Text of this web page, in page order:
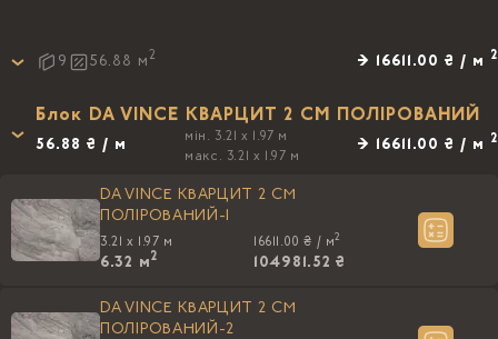
9 56.88 м 2 → 16611.00 ₴ / м 2
Блок DA VINCE КВАРЦИТ 2 CM ПОЛIРОВАНИЙ
56.88 ₴ / м
мін. 3.21 x 1.97 м
макс. 3.21 x 1.97 м
→ 16611.00 ₴ / м 2
DA VINCE КВАРЦИТ 2 CM
ПОЛIРОВАНИЙ-1
3.21 x 1.97 м
6.32 м2
16611.00 ₴ / м2
104981.52 ₴
DA VINCE КВАРЦИТ 2 CM
ПОЛIРОВАНИЙ-2